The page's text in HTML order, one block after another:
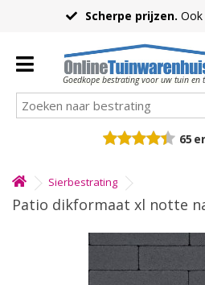
Scherpe prijzen.
Goedkope bestrating voor uw tuin en
65
Sierbestrating
Patio dikformaat xl notte